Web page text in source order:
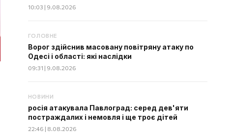
10:03 | 9.08.2026
ГОЛОВНЕ
Ворог здійснив масовану повітряну атаку по
Одесі і області: які наслідки
09:31 | 9.08.2026
НОВИНИ
росія атакувала Павлоград: серед дев'яти
постраждалих і немовля і ще троє дітей
22:46 | 8.08.2026